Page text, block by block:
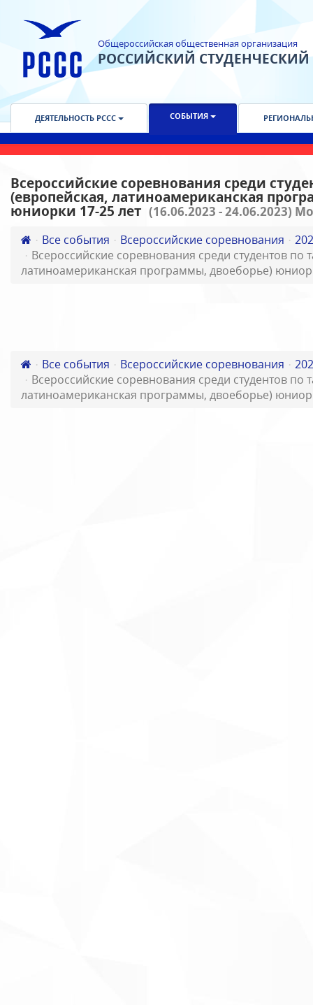
Общероссийская общественная организация
РОССИЙСКИЙ
ДЕЯТЕЛЬНОСТЬ РССС СОБЫТИЯ
Всероссийские соревнования среди
(европейская, латиноамериканская
юниорки 17-25 лет (16.06.2023 - 24.06.2023)
Все события Всероссийские соревнования
Всероссийские соревнования среди студентов по
латиноамериканская программы, двоеборье)
Все события Всероссийские соревнования
Всероссийские соревнования среди студентов по
латиноамериканская программы, двоеборье)